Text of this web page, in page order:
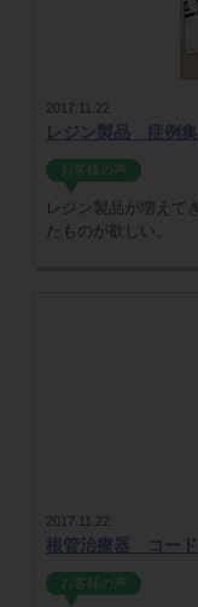
2017.11.22
レジン製品 症例集
お客様の声
レジン製品が増えて
たものが欲しい。
2017.11.22
根管治療器 コード
お客様の声